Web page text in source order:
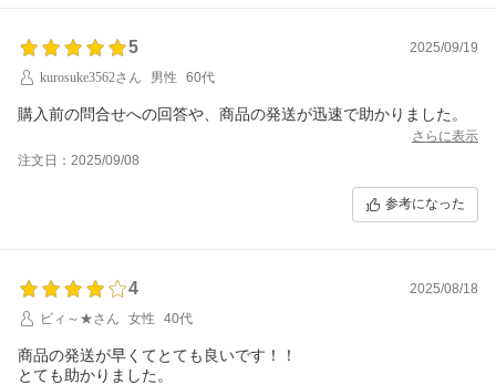
5
2025/09/19
kurosuke3562さん
男性 60代
購入前の問合せへの回答や、商品の発送が迅速で助かりました。
さらに表示
注文日：2025/09/08
参考になった
4
2025/08/18
ビィ～★さん
女性 40代
商品の発送が早くてとても良いです！！
とても助かりました。